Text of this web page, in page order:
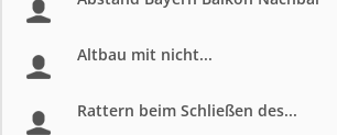
Altbau mit nicht...
Rattern beim Schließen des...